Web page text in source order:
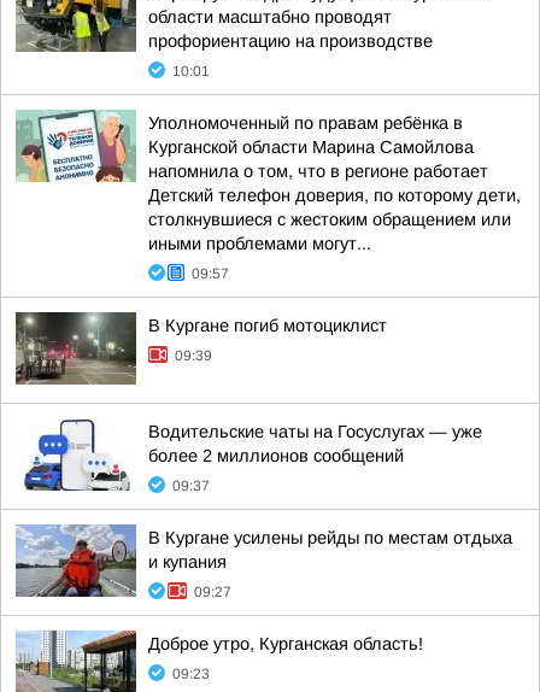
области масштабно проводят
профориентацию на производстве
10:01
Уполномоченный по правам ребёнка в
Курганской области Марина Самойлова
напомнила о том, что в регионе работает
Детский телефон доверия, по которому дети,
столкнувшиеся с жестоким обращением или
иными проблемами могут...
09:57
В Кургане погиб мотоциклист
09:39
Водительские чаты на Госуслугах — уже
более 2 миллионов сообщений
09:37
В Кургане усилены рейды по местам отдыха
и купания
09:27
Доброе утро, Курганская область!
09:23